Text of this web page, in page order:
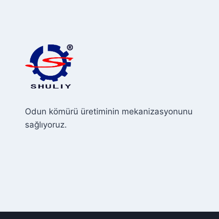
Odun kömürü üretiminin mekanizasyonunu
sağlıyoruz.